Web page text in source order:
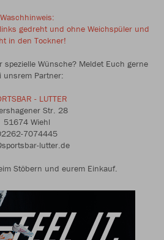
Waschhinweis:
gedreht und ohne Weichspüler und
in den Tockner!
Wünsche? Meldet Euch gerne
unsrem Partner:
- LUTTER
Str. 28
51674 Wiehl
7074445
lutter.de
Stöbern und eurem Einkauf.